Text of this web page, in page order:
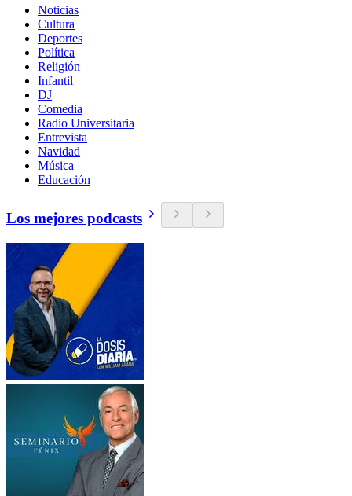
Noticias
Cultura
Deportes
Política
Religión
Infantil
DJ
Comedia
Radio Universitaria
Entrevista
Navidad
Música
Educación
Los mejores podcasts